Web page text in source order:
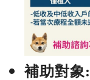
補助對象: